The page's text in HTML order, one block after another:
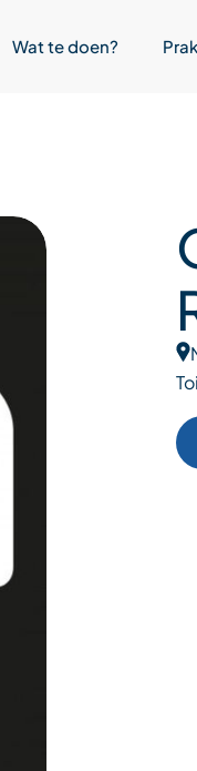
Wat te doen?